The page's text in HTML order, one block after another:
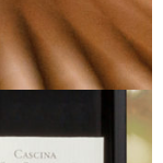
pasta
Deshalb